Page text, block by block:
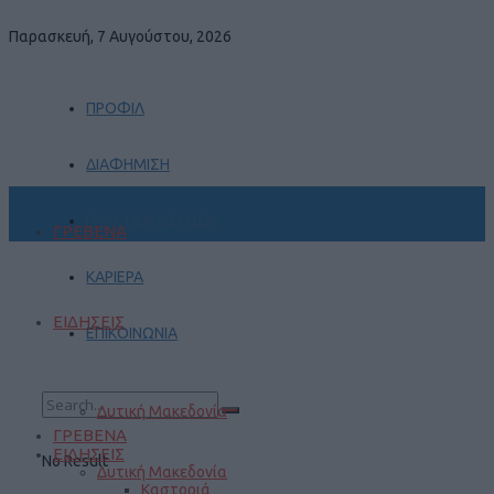
Παρασκευή, 7 Αυγούστου, 2026
ΠΡΟΦΙΛ
ΔΙΑΦΗΜΙΣΗ
ΚΑΡΙΕΡΑ
ΕΠΙΚΟΙΝΩΝΙΑ
No Result
ΓΡΕΒΕΝΑ
ΕΙΔΗΣΕΙΣ
Δυτική Μακεδονία
ΓΡΕΒΕΝΑ
ΕΙΔΗΣΕΙΣ
Δυτική Μακεδονία
Καστοριά